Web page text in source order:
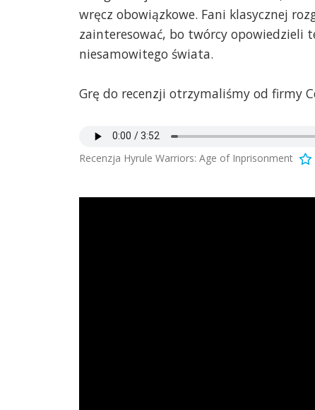
wręcz obowiązkowe. Fani klasycznej
zainteresować, bo twórcy
niesamowitego świata.
Grę do recenzji otrzymaliśmy od firmy
Recenzja Hyrule Warriors: Age of Inprisonment